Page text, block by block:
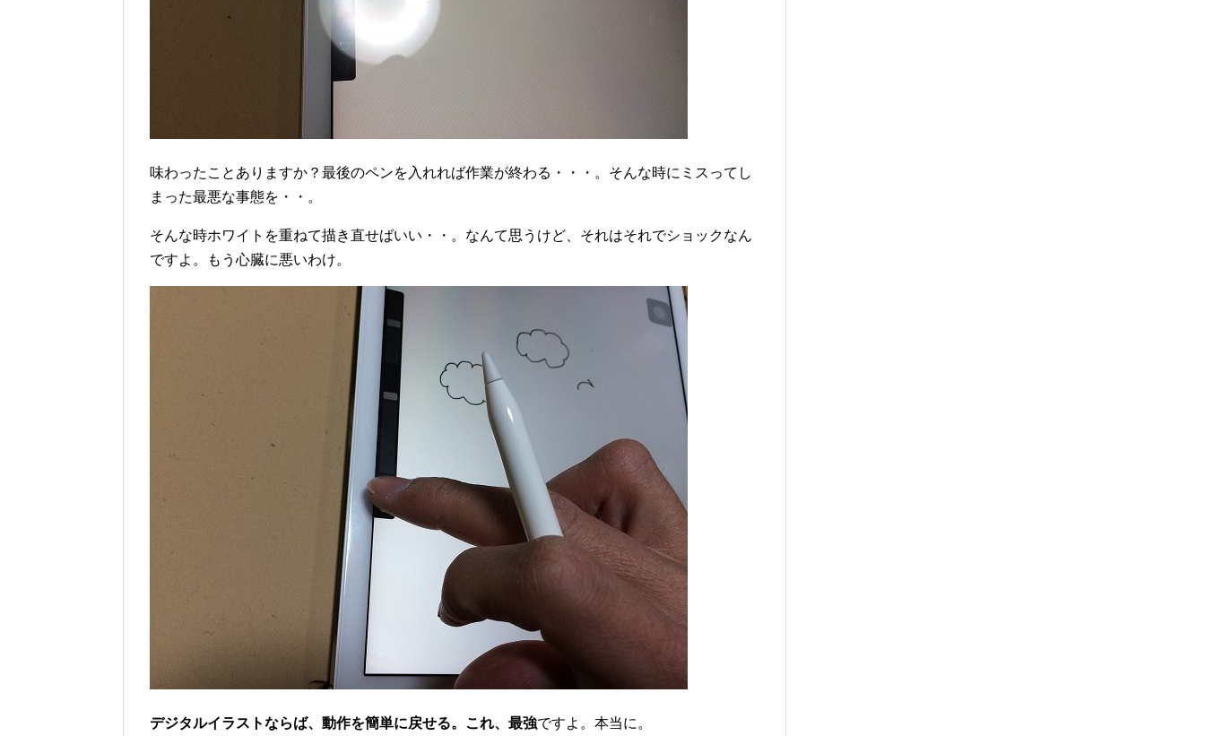
味わったことありますか？最後のペンを入れれば作業が終わる・・・。そんな時にミスってし
まった最悪な事態を・・。
そんな時ホワイトを重ねて描き直せばいい・・。なんて思うけど、それはそれでショックなん
ですよ。もう心臓に悪いわけ。
デジタルイラストならば、動作を簡単に戻せる。これ、最強ですよ。本当に。